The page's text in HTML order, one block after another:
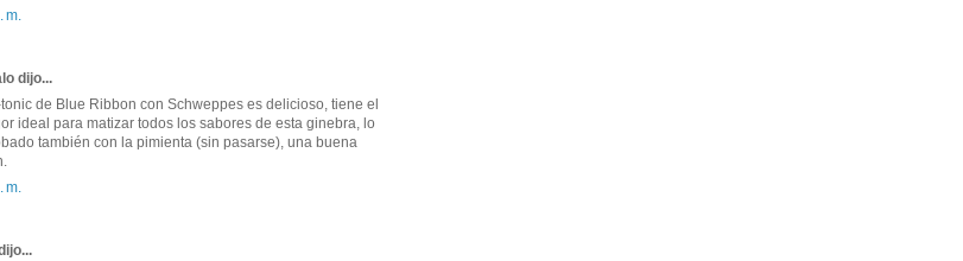
m.
dijo...
de Blue Ribbon con Schweppes es delicioso, tiene el
ideal para matizar todos los sabores de esta ginebra, lo
también con la pimienta (sin pasarse), una buena
m.